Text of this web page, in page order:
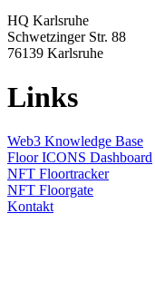
HQ Karlsruhe
Schwetzinger Str. 88
76139 Karlsruhe
Links
Web3 Knowledge Base
Floor ICONS Dashboard
NFT Floortracker
NFT Floorgate
Kontakt